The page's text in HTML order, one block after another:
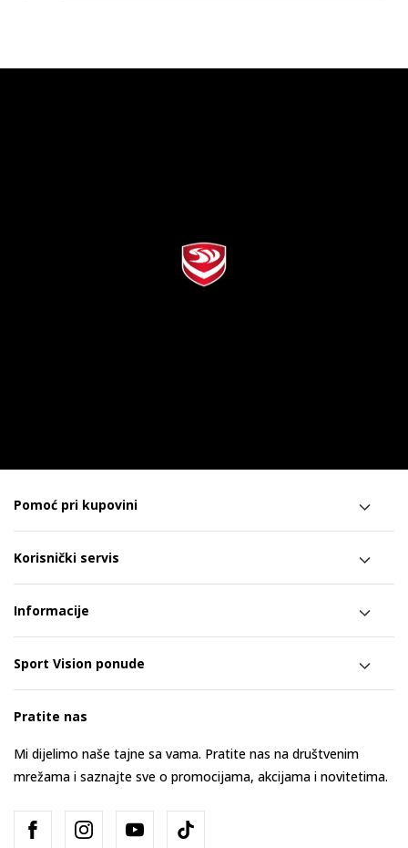
Pomoć pri kupovini
Korisnički servis
Informacije
Sport Vision ponude
Pratite nas
Mi dijelimo naše tajne sa vama. Pratite nas na društvenim
mrežama i saznajte sve o promocijama, akcijama i novitetima.